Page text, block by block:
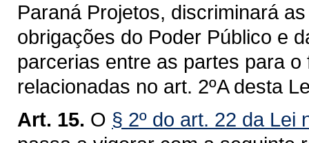
Paraná Projetos, discriminará
obrigações do Poder Público e
parcerias entre as partes para
relacionadas no art. 2ºA desta
Art. 15. O § 2º do art. 22 da Lei